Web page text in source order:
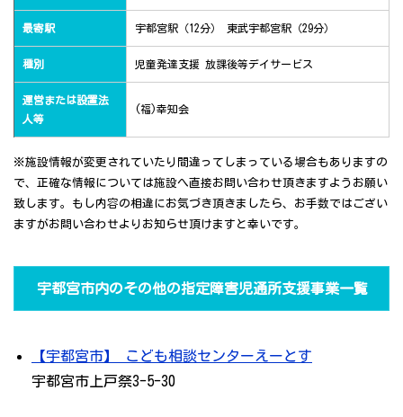
最寄駅 宇都宮駅（12分） 東武宇都宮駅（29分）
種別 児童発達支援 放課後等デイサービス
運営または設置法
人等
(福)幸知会
※施設情報が変更されていたり間違ってしまっている場合もありますの
で、正確な情報については施設へ直接お問い合わせ頂きますようお願い
致します。もし内容の相違にお気づき頂きましたら、お手数ではござい
ますがお問い合わせよりお知らせ頂けますと幸いです。
宇都宮市内のその他の指定障害児通所支援事業一覧
【宇都宮市】 こども相談センターえーとす
宇都宮市上戸祭3-5-30